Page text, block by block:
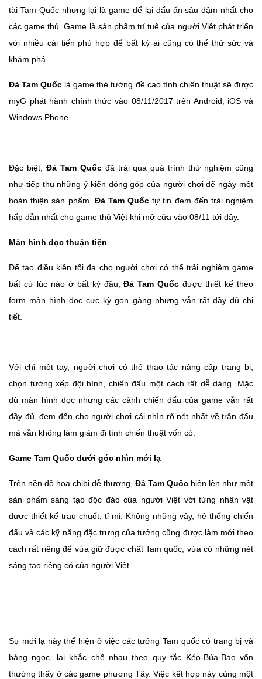
tài Tam Quốc nhưng lại là game để lại dấu ấn sâu đậm nhất cho
các game thủ. Game là sản phẩm trí tuệ của người Việt phát triển
với nhiều cải tiến phù hợp để bất kỳ ai cũng có thể thử sức và
khám phá.
Đả Tam Quốc là game thẻ tướng đề cao tính chiến thuật sẽ được
myG phát hành chính thức vào 08/11/2017 trên Android, iOS và
Windows Phone.
Đặc biệt, Đả Tam Quốcđã trải qua quá trình thử nghiệm cũng
như tiếp thu những ý kiến đóng góp của người chơi để ngày một
hoàn thiện sản phẩm. Đả Tam Quốctự tin đem đến trải nghiệm
hấp dẫn nhất cho game thủ Việt khi mở cửa vào 08/11 tới đây.
Màn hình dọc thuận tiện
Để tạo điều kiện tối đa cho người chơi có thể trải nghiệm game
bất cứ lúc nào ở bất kỳ đâu,Đả Tam Quốc được thiết kế theo
form màn hình dọc cực kỳ gọn gàng nhưng vẫn rất đầy đủ chi
tiết.
Với chỉ một tay, người chơi có thể thao tác nâng cấp trang bị,
chọn tướng xếp đội hình, chiến đấu một cách rất dễ dàng. Mặc
dù màn hình dọc nhưng các cảnh chiến đấu của game vẫn rất
đầy đủ, đem đến cho người chơi cái nhìn rõ nét nhất về trận đấu
mà vẫn không làm giảm đi tính chiến thuật vốn có.
Game Tam Quốc dưới góc nhìn mới lạ
Trên nền đồ họa chibi dễ thương, Đả Tam Quốc hiện lên như một
sản phẩm sáng tạo độc đáo của người Việt với từng nhân vật
được thiết kế trau chuốt, tỉ mỉ. Không những vậy, hệ thống chiến
đấu và các kỹ năng đặc trưng của tướng cũng được làm mới theo
cách rất riêng để vừa giữ được chất Tam quốc, vừa có những nét
sáng tạo riêng có của người Việt.
Sự mới lạ này thể hiện ở việc các tướng Tam quốc có trang bị và
bảng ngọc, lại khắc chế nhau theo quy tắc Kéo-Búa-Bao vốn
thường thấy ở các game phương Tây. Việc kết hợp này cùng một